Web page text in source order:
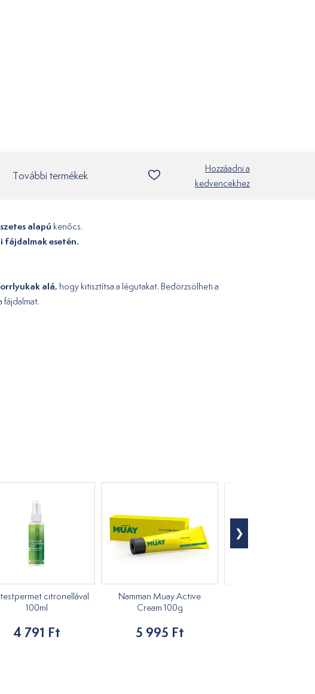
További termékek
Hozzáadni a
kedvencekhez
alapú kenőcs.
fájdalmak esetén.
alá, hogy kitisztítsa a légutakat. Bedörzsölheti a
fájdalmat.
citronellával
100ml
4 791 Ft
Namman Muay Active
Cream 100g
5 995 Ft